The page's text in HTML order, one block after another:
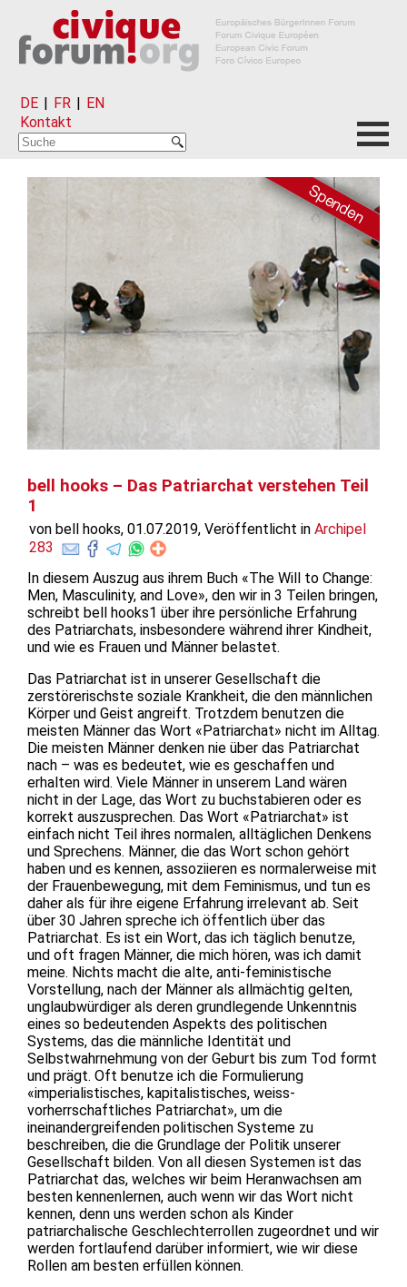
DE | FR | EN
Kontakt
bell hooks – Das Patriarchat verstehen Teil
1
von bell hooks, 01.07.2019, Veröffentlicht in Archipel
283
In diesem Auszug aus ihrem Buch «The Will to Change:
Men, Masculinity, and Love», den wir in 3 Teilen bringen,
schreibt bell hooks1 über ihre persönliche Erfahrung
des Patriarchats, insbesondere während ihrer Kindheit,
und wie es Frauen und Männer belastet.
Das Patriarchat ist in unserer Gesellschaft die
zerstörerischste soziale Krankheit, die den männlichen
Körper und Geist angreift. Trotzdem benutzen die
meisten Männer das Wort «Patriarchat» nicht im Alltag.
Die meisten Männer denken nie über das Patriarchat
nach – was es bedeutet, wie es geschaffen und
erhalten wird. Viele Männer in unserem Land wären
nicht in der Lage, das Wort zu buchstabieren oder es
korrekt auszusprechen. Das Wort «Patriarchat» ist
einfach nicht Teil ihres normalen, alltäglichen Denkens
und Sprechens. Männer, die das Wort schon gehört
haben und es kennen, assoziieren es normalerweise mit
der Frauenbewegung, mit dem Feminismus, und tun es
daher als für ihre eigene Erfahrung irrelevant ab. Seit
über 30 Jahren spreche ich öffentlich über das
Patriarchat. Es ist ein Wort, das ich täglich benutze,
und oft fragen Männer, die mich hören, was ich damit
meine. Nichts macht die alte, anti-feministische
Vorstellung, nach der Männer als allmächtig gelten,
unglaubwürdiger als deren grundlegende Unkenntnis
eines so bedeutenden Aspekts des politischen
Systems, das die männliche Identität und
Selbstwahrnehmung von der Geburt bis zum Tod formt
und prägt. Oft benutze ich die Formulierung
«imperialistisches, kapitalistisches, weiss-
vorherrschaftliches Patriarchat», um die
ineinandergreifenden politischen Systeme zu
beschreiben, die die Grundlage der Politik unserer
Gesellschaft bilden. Von all diesen Systemen ist das
Patriarchat das, welches wir beim Heranwachsen am
besten kennenlernen, auch wenn wir das Wort nicht
kennen, denn uns werden schon als Kinder
patriarchalische Geschlechterrollen zugeordnet und wir
werden fortlaufend darüber informiert, wie wir diese
Rollen am besten erfüllen können.